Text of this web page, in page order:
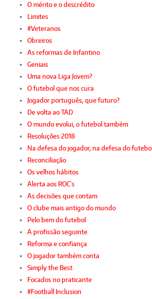
O mérito e o descrédito
Limites
#Veteranos
Obreiros
As reformas de Infantino
Geniais
Uma nova Liga Jovem?
O futebol que nos cura
Jogador português, que futuro?
De volta ao TAD
O mundo evolui, o futebol também
Resoluções 2018
Na defesa do jogador, na defesa do futebol
Reconciliação
Os velhos hábitos
Alerta aos ROC`s
As decisões que contam
O clube mais antigo do mundo
Pelo bem do futebol
A profissão seguinte
Reforma e confiança
O jogador também conta
Simply the Best
Focados no praticante
#Football Inclusion